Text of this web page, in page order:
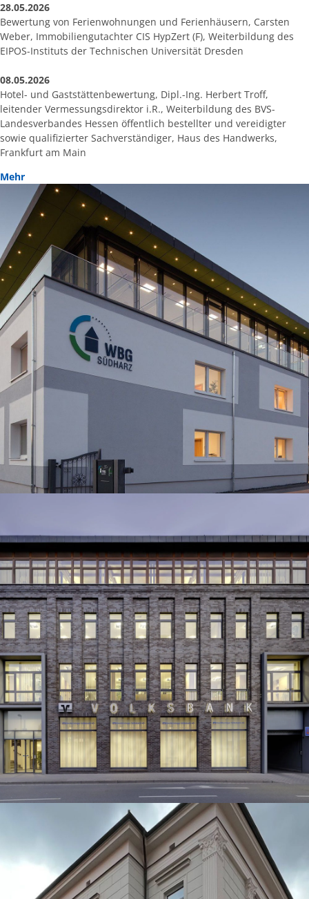
28.05.2026
Bewertung von Ferienwohnungen und Ferienhäusern, Carsten
Weber, Immobiliengutachter CIS HypZert (F), Weiterbildung des
EIPOS-Instituts der Technischen Universität Dresden
08.05.2026
Hotel- und Gaststättenbewertung, Dipl.-Ing. Herbert Troff,
leitender Vermessungsdirektor i.R., Weiterbildung des BVS-
Landesverbandes Hessen öffentlich bestellter und vereidigter
sowie qualifizierter Sachverständiger, Haus des Handwerks,
Frankfurt am Main
Mehr